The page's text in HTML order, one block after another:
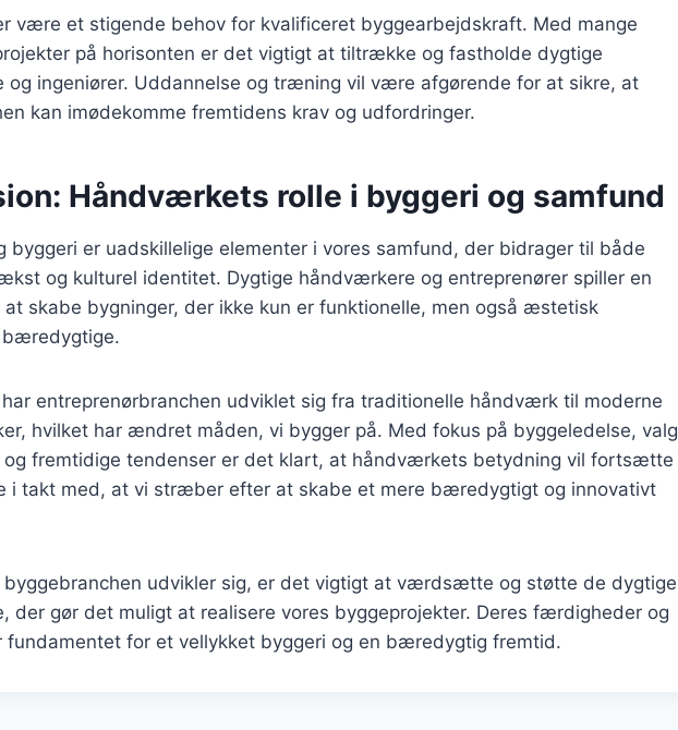
være et stigende behov for kvalificeret byggearbejdskraft. Med mange
på horisonten er det vigtigt at tiltrække og fastholde dygtige
og ingeniører. Uddannelse og træning vil være afgørende for at sikre, at
kan imødekomme fremtidens krav og udfordringer.
Håndværkets rolle i byggeri og samfund
byggeri er uadskillelige elementer i vores samfund, der bidrager til både
og kulturel identitet. Dygtige håndværkere og entreprenører spiller en
at skabe bygninger, der ikke kun er funktionelle, men også æstetisk
entreprenørbranchen udviklet sig fra traditionelle håndværk til moderne
hvilket har ændret måden, vi bygger på. Med fokus på byggeledelse, valg
og fremtidige tendenser er det klart, at håndværkets betydning vil fortsætte
i takt med, at vi stræber efter at skabe et mere bæredygtigt og innovativt
byggebranchen udvikler sig, er det vigtigt at værdsætte og støtte de dygtige
der gør det muligt at realisere vores byggeprojekter. Deres færdigheder og
fundamentet for et vellykket byggeri og en bæredygtig fremtid.